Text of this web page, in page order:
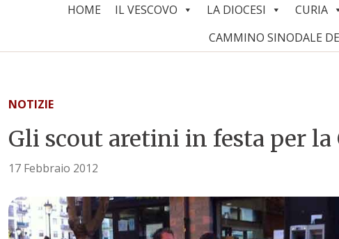
HOME IL VESCOVO LA DIOCESI CURIA
CAMMINO SINODALE
NOTIZIE
Gli scout aretini in festa per la
17 Febbraio 2012